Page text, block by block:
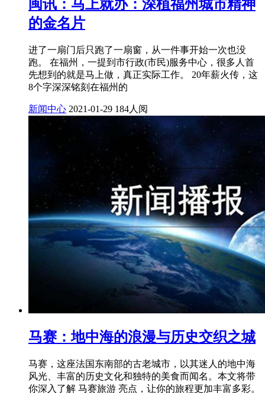
闽讯：马上就办：深植福州城市精神
的金名片
进了一扇门后只跑了一扇窗，从一件事开始一次也没
跑。 在福州，一提到市行政(市民)服务中心，很多人首
先想到的就是马上做，真正实际工作。 20年薪火传，这
8个字深深铭刻在福州的
新闻中心 2021-01-29 184人阅
马赛：地中海的浪漫与历史交织之城
马赛，这座法国东南部的古老城市，以其迷人的地中海
风光、丰富的历史文化和独特的美食而闻名。本文将带
你深入了解 马赛旅游 亮点，让你的旅程更加丰富多彩。